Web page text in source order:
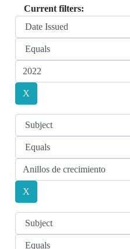
Current filters: